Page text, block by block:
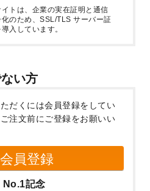
イトは、企業の実在証明と通信
化のため、SSL/TLS サーバー証
入しています。
い方
だくには会員登録をしてい
ご注文前にご登録をお願いい
員登録
No.1記念